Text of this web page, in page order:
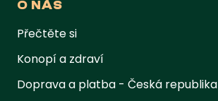
O NÁS
Přečtěte si
Konopí a zdraví
Doprava a platba - Česká republika